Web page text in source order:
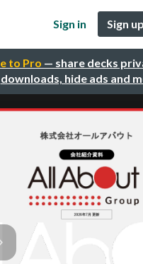
to Pro — share decks
downloads, hide ads and
Sign in Sign